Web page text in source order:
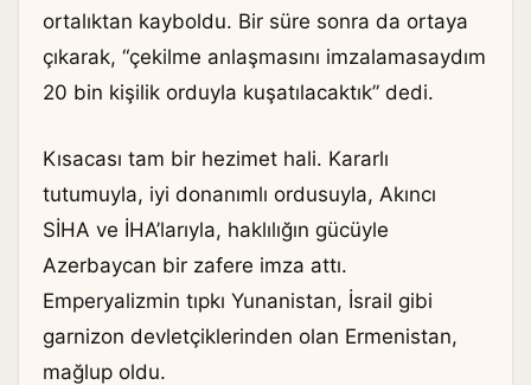
ortalıktan kayboldu. Bir süre sonra da ortaya
çıkarak, “çekilme anlaşmasını imzalamasaydım
20 bin kişilik orduyla kuşatılacaktık” dedi.
Kısacası tam bir hezimet hali. Kararlı
tutumuyla, iyi donanımlı ordusuyla, Akıncı
SİHA ve İHA’larıyla, haklılığın gücüyle
Azerbaycan bir zafere imza attı.
Emperyalizmin tıpkı Yunanistan, İsrail gibi
garnizon devletçiklerinden olan Ermenistan,
mağlup oldu.